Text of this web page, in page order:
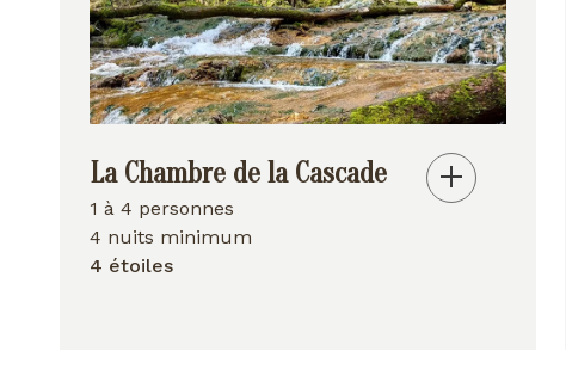
La Chambre de la Cascade
1 à 4 personnes
4 nuits minimum
4 étoiles